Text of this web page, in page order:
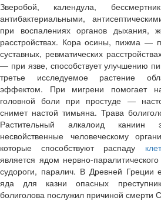
Зверобой, календула,
антибактериальными,
при воспалениях органов дыхания,
расстройствах. Кора осины, пижма —
суставных, ревматических
— при язве, способствует улучшению
третье исследуемое растение
эффектом. При мигрени помогает
головной боли при простуде —
снимет настой тимьяна. Трава
Растительный алкалоид каниин
несвойственные человеческому
которые способствуют распаду
является ядом нервно-
судороги, паралич. В Древней Греции
яда для казни опасных
болиголова послужил причиной смерти